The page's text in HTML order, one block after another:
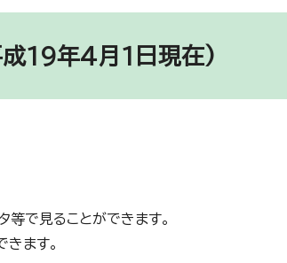
19年4月1日現在)
で見ることができます。
ます。